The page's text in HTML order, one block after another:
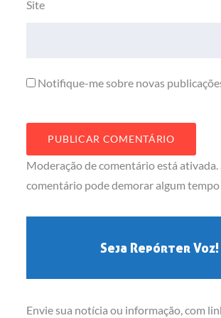
Site
Notifique-me sobre novas
Moderação de comentário está ativada.
comentário pode demorar algum tempo
Seja Repórter Voz!
Envie sua notícia ou informação, com